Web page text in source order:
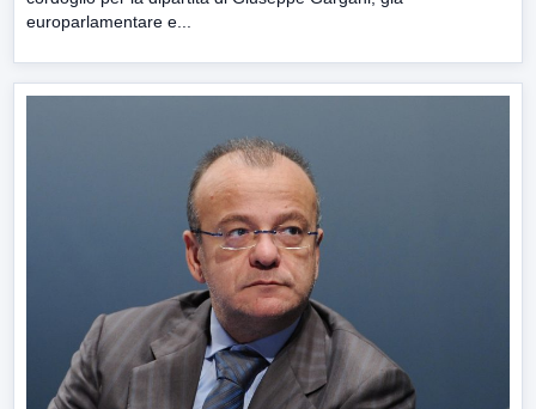
europarlamentare e...